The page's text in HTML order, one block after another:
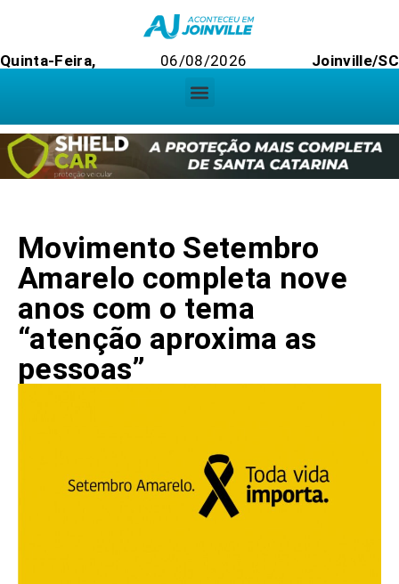
Quinta-Feira, 06/08/2026 Joinville/SC
Movimento Setembro
Amarelo completa nove
anos com o tema
“atenção aproxima as
pessoas”